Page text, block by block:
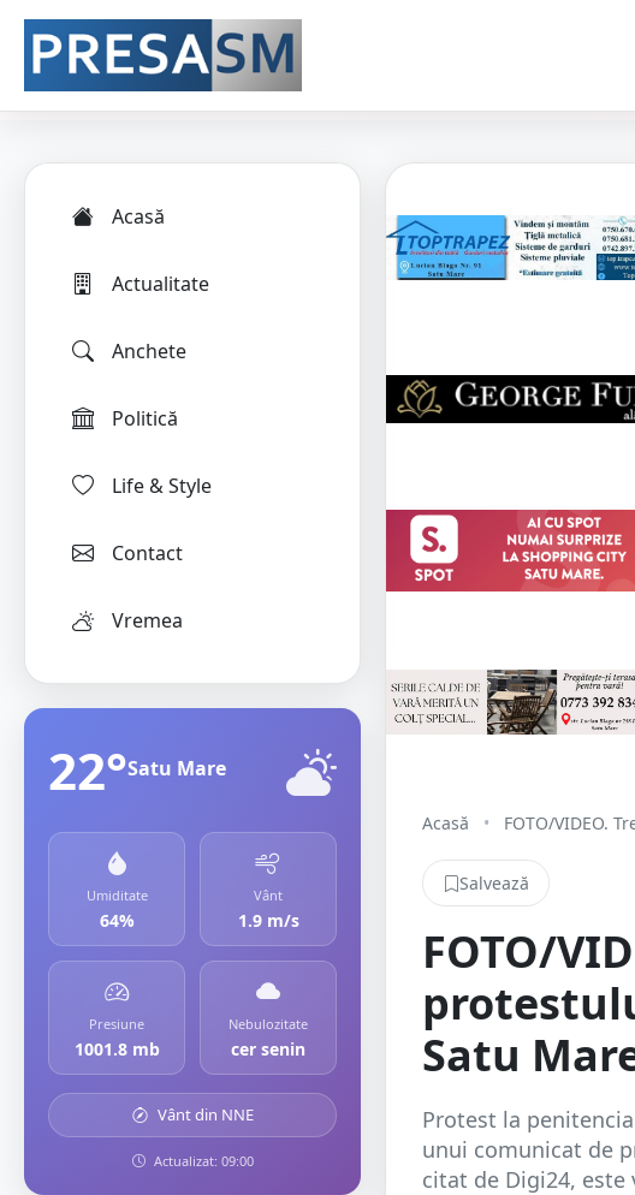
Acasă
Actualitate
Anchete
Politică
Life & Style
Contact
Vremea
22°Satu Mare
Umiditate
64%
Vânt
1.9 m/s
Presiune
1001.8 mb
Nebulozitate
cer senin
Vânt din NNE
Actualizat: 09:00
Acasă • FOTO/VIDEO.
Salvează
FOTO/
Satu
Protest la
unui comunicat de
citat de Digi24,